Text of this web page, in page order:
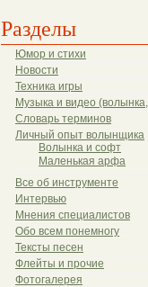
Разделы
Юмор и стихи
Новости
Техника игры
Музыка и видео
Словарь терминов
Личный опыт волынщика
Волынка и софт
Маленькая арфа
Все об инструменте
Интервью
Мнения специалистов
Обо всем понемногу
Тексты песен
Флейты и прочие
Фотогалерея